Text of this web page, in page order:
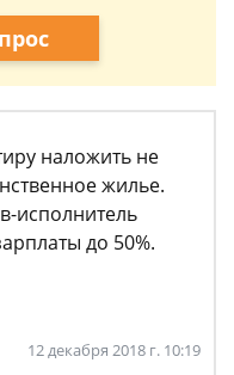
наложить не
жилье.
исполнитель
до 50%.
12 декабря 2018 г. 10:19